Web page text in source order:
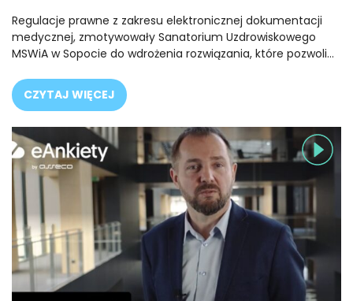
Regulacje prawne z zakresu elektronicznej dokumentacji
medycznej, zmotywowały Sanatorium Uzdrowiskowego
MSWiA w Sopocie do wdrożenia rozwiązania, które pozwoli…
CZYTAJ WIĘCEJ